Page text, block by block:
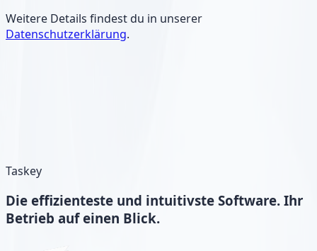
Weitere Details findest du in unserer
Datenschutzerklärung.
Taskey
Die effizienteste und intuitivste Software. Ihr
Betrieb auf einen Blick.